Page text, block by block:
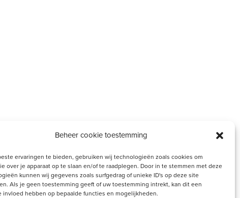
Beheer cookie toestemming
ervaringen te bieden, gebruiken wij technologieën zoals cookies om
over je apparaat op te slaan en/of te raadplegen. Door in te stemmen met deze
kunnen wij gegevens zoals surfgedrag of unieke ID's op deze site
Als je geen toestemming geeft of uw toestemming intrekt, kan dit een
invloed hebben op bepaalde functies en mogelijkheden.
van de